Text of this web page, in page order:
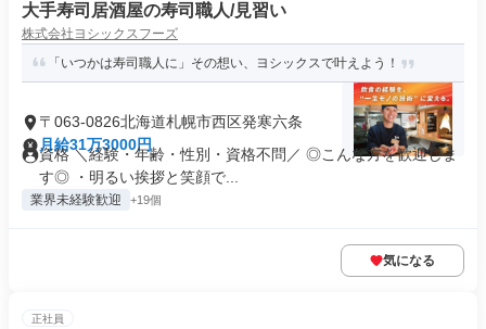
大手寿司居酒屋の寿司職人/見習い
株式会社ヨシックスフーズ
「いつかは寿司職人に」その想い、ヨシックスで叶えよう！
〒063-0826北海道札幌市西区発寒六条
月給31万3000円
資格 ＼経験・年齢・性別・資格不問／ ◎こんな方を歓迎しま
す◎ ・明るい挨拶と笑顔で...
業界未経験歓迎 +19個
気になる
正社員